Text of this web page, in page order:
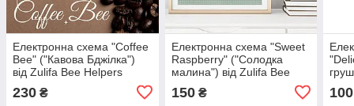
Електронна схема "Coffee
Bee" ("Кавова Бджілка")
від Zulifa Bee Helpers
230 ₴
Електронна схема "Sweet
Raspberry" ("Солодка
малина") від Zulifa Bee
150₴ 100